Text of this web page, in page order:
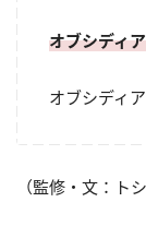
オブシディ
オブシディ
（監修・文：ト